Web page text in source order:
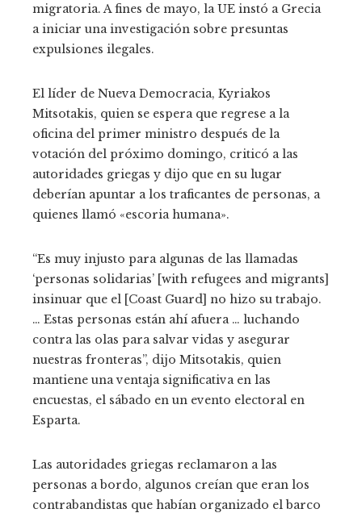
migratoria. A fines de mayo, la UE instó a Grecia
a iniciar una investigación sobre presuntas
expulsiones ilegales.
El líder de Nueva Democracia, Kyriakos
Mitsotakis, quien se espera que regrese a la
oficina del primer ministro después de la
votación del próximo domingo, criticó a las
autoridades griegas y dijo que en su lugar
deberían apuntar a los traficantes de personas, a
quienes llamó «escoria humana».
“Es muy injusto para algunas de las llamadas
‘personas solidarias’ [with refugees and migrants]
insinuar que el [Coast Guard] no hizo su trabajo.
… Estas personas están ahí afuera … luchando
contra las olas para salvar vidas y asegurar
nuestras fronteras”, dijo Mitsotakis, quien
mantiene una ventaja significativa en las
encuestas, el sábado en un evento electoral en
Esparta.
Las autoridades griegas reclamaron a las
personas a bordo, algunos creían que eran los
contrabandistas que habían organizado el barco